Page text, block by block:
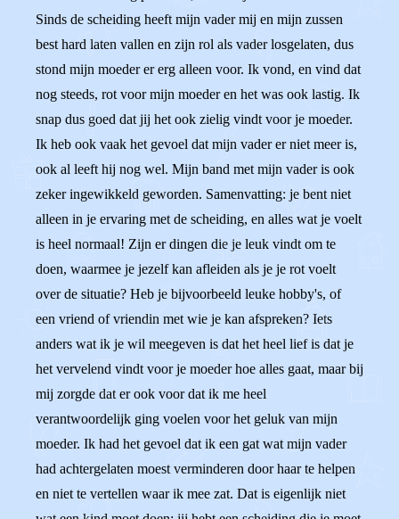
Sinds de scheiding heeft mijn vader mij en mijn zussen
best hard laten vallen en zijn rol als vader losgelaten, dus
stond mijn moeder er erg alleen voor. Ik vond, en vind dat
nog steeds, rot voor mijn moeder en het was ook lastig. Ik
snap dus goed dat jij het ook zielig vindt voor je moeder.
Ik heb ook vaak het gevoel dat mijn vader er niet meer is,
ook al leeft hij nog wel. Mijn band met mijn vader is ook
zeker ingewikkeld geworden. Samenvatting: je bent niet
alleen in je ervaring met de scheiding, en alles wat je voelt
is heel normaal! Zijn er dingen die je leuk vindt om te
doen, waarmee je jezelf kan afleiden als je je rot voelt
over de situatie? Heb je bijvoorbeeld leuke hobby's, of
een vriend of vriendin met wie je kan afspreken? Iets
anders wat ik je wil meegeven is dat het heel lief is dat je
het vervelend vindt voor je moeder hoe alles gaat, maar bij
mij zorgde dat er ook voor dat ik me heel
verantwoordelijk ging voelen voor het geluk van mijn
moeder. Ik had het gevoel dat ik een gat wat mijn vader
had achtergelaten moest verminderen door haar te helpen
en niet te vertellen waar ik mee zat. Dat is eigenlijk niet